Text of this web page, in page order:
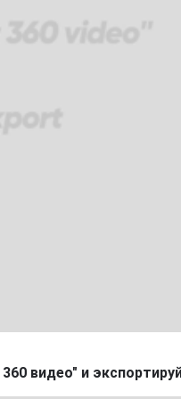
видео" и